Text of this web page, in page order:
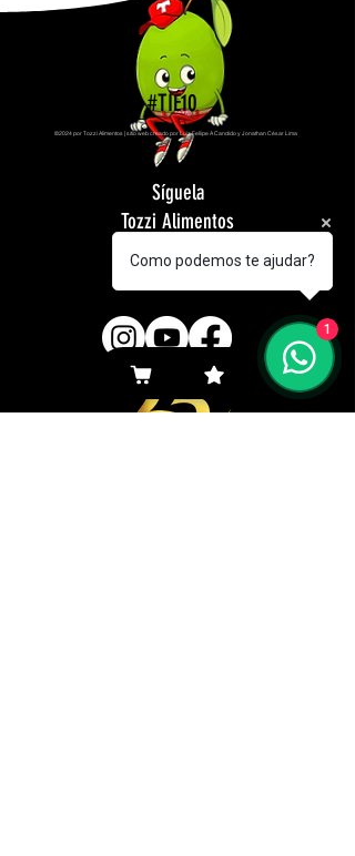
Síguela
Tozzi Alimentos
en tus redes
#TIÉ10
©2024 por Tozzi Alimentos | sitio web creado por Luiz Fellipe A Candido y Jonathan César Lima
Como podemos te ajudar?
1